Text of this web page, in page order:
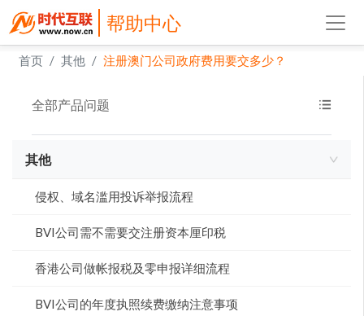
帮助中心
首页 其他 注册澳门公司政府费用要交多少？
全部产品问题
其他
侵权、域名滥用投诉举报流程
BVI公司需不需要交注册资本厘印税
香港公司做帐报税及零申报详细流程
BVI公司的年度执照续费缴纳注意事项